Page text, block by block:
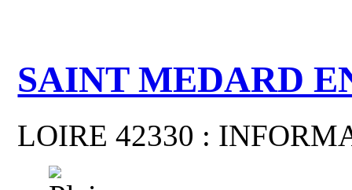
SAINT MEDARD
LOIRE 42330 :